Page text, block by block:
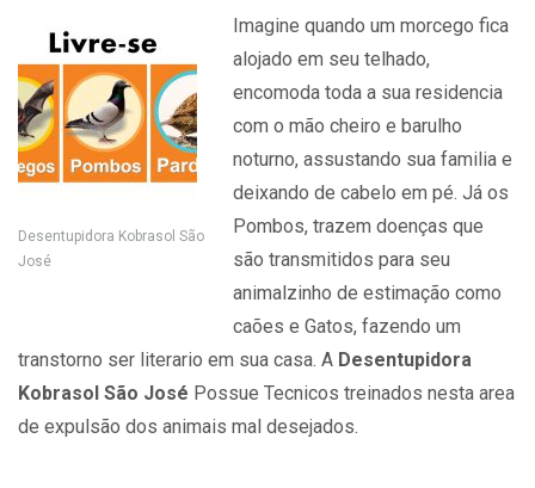
Desentupidora Kobrasol São
José
Imagine quando um morcego fica
alojado em seu telhado,
encomoda toda a sua residencia
com o mão cheiro e barulho
noturno, assustando sua familia e
deixando de cabelo em pé. Já os
Pombos, trazem doenças que
são transmitidos para seu
animalzinho de estimação como
caões e Gatos, fazendo um
transtorno ser literario em sua casa. A Desentupidora
Kobrasol São José Possue Tecnicos treinados nesta area
de expulsão dos animais mal desejados.